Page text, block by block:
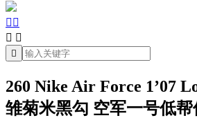
 
 

260 Nike Air Force 1’07
雏菊米黑勾 空军一号低